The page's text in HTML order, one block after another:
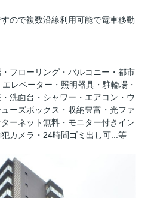
ので複数沿線利用可能で電車移動
フローリング・バルコニー・都市
レベーター・照明器具・駐輪場・
洗面台・シャワー・エアコン・ウ
ーズボックス・収納豊富・光ファ
ーネット無料・モニター付きイン
カメラ・24時間ゴミ出し可...等